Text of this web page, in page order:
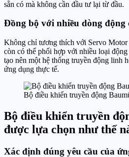
sẵn có mà không cần đầu tư lại từ đầu.
Đồng bộ với nhiều dòng động
Không chỉ tương thích với Servo
còn có thể phối hợp với nhiều loại
tạo nên một hệ thống truyền động linh
ứng dụng thực tế.
Bộ điều khiển truyền động
Bộ điều khiển truyền
được lựa chọn như thế
Xác định đúng yêu cầu của